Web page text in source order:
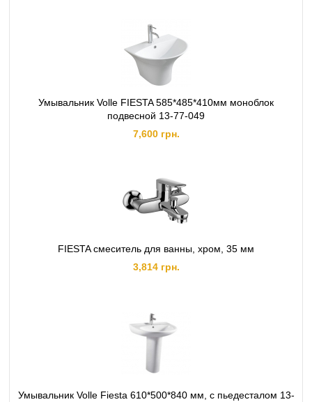
Умывальник Volle FIESTA 585*485*410мм моноблок
подвесной 13-77-049
7,600 грн.
FIESTA смеситель для ванны, хром, 35 мм
3,814 грн.
Умывальник Volle Fiesta 610*500*840 мм, с пьедесталом 13-